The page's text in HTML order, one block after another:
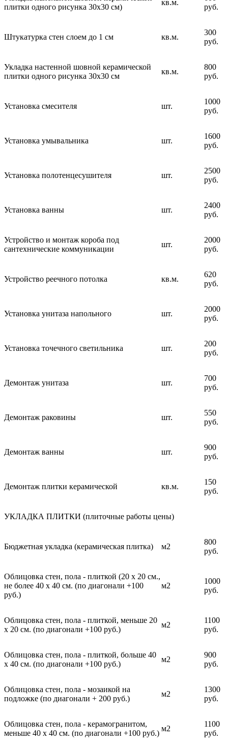
плитки одного рисунка 30х30 см)
кв.м.
руб.
Штукатурка стен слоем до 1 см кв.м.
300
руб.
Укладка настенной шовной керамической
плитки одного рисунка 30х30 см
кв.м.
800
руб.
Установка смесителя шт.
1000
руб.
Установка умывальника шт.
1600
руб.
Установка полотенцесушителя шт.
2500
руб.
Установка ванны шт.
2400
руб.
Устройство и монтаж короба под
сантехнические коммуникации
шт.
2000
руб.
Устройство реечного потолка кв.м.
620
руб.
Установка унитаза напольного шт.
2000
руб.
Установка точечного светильника шт.
200
руб.
Демонтаж унитаза шт.
700
руб.
Демонтаж раковины шт.
550
руб.
Демонтаж ванны шт.
900
руб.
Демонтаж плитки керамической кв.м.
150
руб.
УКЛАДКА ПЛИТКИ (плиточные работы цены)
Бюджетная укладка (керамическая плитка) м2
800
руб.
Облицовка стен, пола - плиткой (20 х 20 см.,
не более 40 х 40 см. (по диагонали +100
руб.)
м2
1000
руб.
Облицовка стен, пола - плиткой, меньше 20
х 20 см. (по диагонали +100 руб.)
м2
1100
руб.
Облицовка стен, пола - плиткой, больше 40
х 40 см. (по диагонали +100 руб.)
м2
900
руб.
Облицовка стен, пола - мозаикой на
подложке (по диагонали + 200 руб.)
м2
1300
руб.
Облицовка стен, пола - керамогранитом,
меньше 40 х 40 см. (по диагонали +100 руб.)
м2
1100
руб.